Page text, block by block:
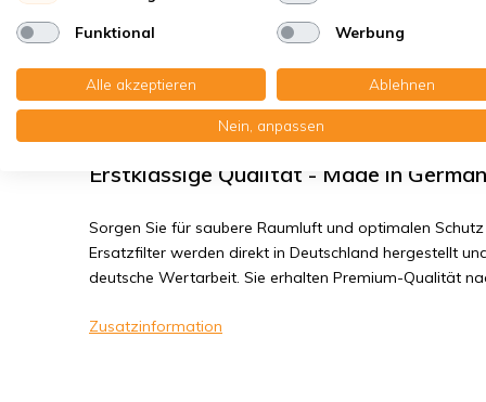
Titon H200 Q Plus - Filterklasse G4+F7
Sie erhalten: 1x Paneelefilter Z/Line Karton
Karton 195x260x25 mm. F7
Erstklassige Qualität - Made in
Sorgen Sie für saubere Raumluft und optimalen
Ersatzfilter werden direkt in Deutschland hergestellt
deutsche Wertarbeit. Sie erhalten Premium-Qualität
Zusatzinformation
Funktional Werbung
Alle akzeptieren Ablehnen
Nein, anpassen